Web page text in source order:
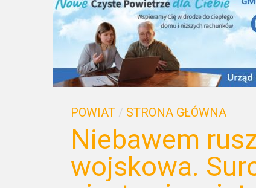
POWIAT / STRONA GŁÓWNA
Niebawem
wojskowa.